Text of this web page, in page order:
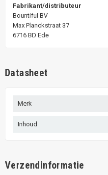
Fabrikant/distributeur
Bountiful BV
Max Planckstraat 37
6716 BD Ede
Datasheet
Merk
Inhoud
Verzendinformatie